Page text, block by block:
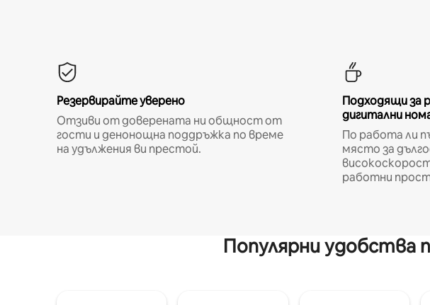
Резервирайте уверено
Отзиви от доверената ни общност от
гости и денонощна поддръжка по време
на удължения ви престой.
Подходящи за
дигитални
По работа ли
място за
работни
Популярни удобства